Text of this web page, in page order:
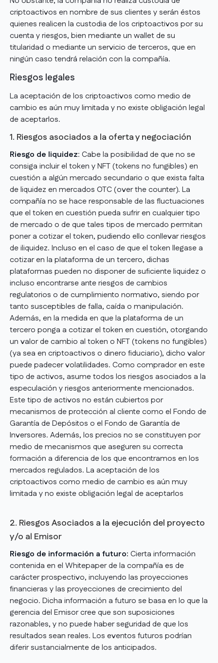
criptoactivos en nombre de sus clientes y serán éstos
quienes realicen la custodia de los criptoactivos por su
cuenta y riesgos, bien mediante un wallet de su
titularidad o mediante un servicio de terceros, que en
ningún caso tendrá relación con la compañía.
Riesgos legales
La aceptación de los criptoactivos como medio de
cambio es aún muy limitada y no existe obligación legal
de aceptarlos.
1. Riesgos asociados a la oferta y negociación
Riesgo de liquidez: Cabe la posibilidad de que no se
consiga incluir el token y NFT (tokens no fungibles) en
cuestión a algún mercado secundario o que exista falta
de liquidez en mercados OTC (over the counter). La
compañía no se hace responsable de las fluctuaciones
que el token en cuestión pueda sufrir en cualquier tipo
de mercado o de que tales tipos de mercado permitan
poner a cotizar el token, pudiendo ello conllevar riesgos
de iliquidez. Incluso en el caso de que el token llegase a
cotizar en la plataforma de un tercero, dichas
plataformas pueden no disponer de suficiente liquidez o
incluso encontrarse ante riesgos de cambios
regulatorios o de cumplimiento normativo, siendo por
tanto susceptibles de falla, caída o manipulación.
Además, en la medida en que la plataforma de un
tercero ponga a cotizar el token en cuestión, otorgando
un valor de cambio al token o NFT (tokens no fungibles)
(ya sea en criptoactivos o dinero fiduciario), dicho valor
puede padecer volatilidades. Como comprador en este
tipo de activos, asume todos los riesgos asociados a la
especulación y riesgos anteriormente mencionados.
Este tipo de activos no están cubiertos por
mecanismos de protección al cliente como el Fondo de
Garantía de Depósitos o el Fondo de Garantía de
Inversores. Además, los precios no se constituyen por
medio de mecanismos que aseguren su correcta
formación a diferencia de los que encontramos en los
mercados regulados. La aceptación de los
criptoactivos como medio de cambio es aún muy
limitada y no existe obligación legal de aceptarlos
2. Riesgos Asociados a la ejecución del proyecto
y/o al Emisor
Riesgo de información a futuro: Cierta información
contenida en el Whitepaper de la compañía es de
carácter prospectivo, incluyendo las proyecciones
financieras y las proyecciones de crecimiento del
negocio. Dicha información a futuro se basa en lo que la
gerencia del Emisor cree que son suposiciones
razonables, y no puede haber seguridad de que los
resultados sean reales. Los eventos futuros podrían
diferir sustancialmente de los anticipados.